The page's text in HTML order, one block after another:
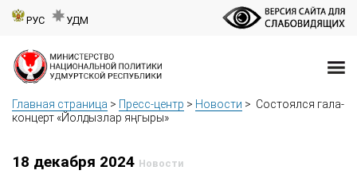
РУС УДМ
Главная страница > Пресс-центр > Новости > Состоялся гала-
концерт «Йолдызлар яңгыры»
18 декабря 2024 Новости